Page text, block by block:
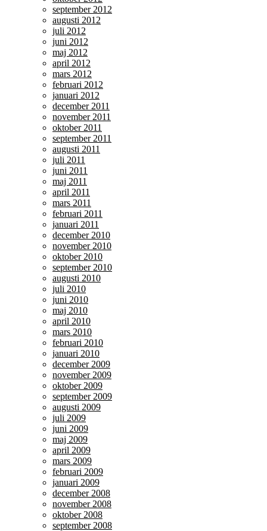
september 2012
augusti 2012
juli 2012
juni 2012
maj 2012
april 2012
mars 2012
februari 2012
januari 2012
december 2011
november 2011
oktober 2011
september 2011
augusti 2011
juli 2011
juni 2011
maj 2011
april 2011
mars 2011
februari 2011
januari 2011
december 2010
november 2010
oktober 2010
september 2010
augusti 2010
juli 2010
juni 2010
maj 2010
april 2010
mars 2010
februari 2010
januari 2010
december 2009
november 2009
oktober 2009
september 2009
augusti 2009
juli 2009
juni 2009
maj 2009
april 2009
mars 2009
februari 2009
januari 2009
december 2008
november 2008
oktober 2008
september 2008